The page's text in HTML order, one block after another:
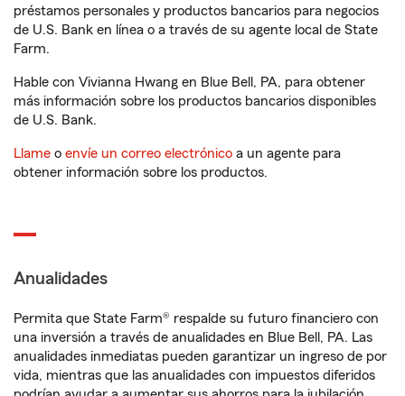
préstamos personales y productos bancarios para negocios
de U.S. Bank en línea o a través de su agente local de State
Farm.
Hable con Vivianna Hwang en Blue Bell, PA, para obtener
más información sobre los productos bancarios disponibles
de U.S. Bank.
Llame o envíe un correo electrónico a un agente para
obtener información sobre los productos.
Anualidades
Permita que State Farm® respalde su futuro financiero con
una inversión a través de anualidades en Blue Bell, PA. Las
anualidades inmediatas pueden garantizar un ingreso de por
vida, mientras que las anualidades con impuestos diferidos